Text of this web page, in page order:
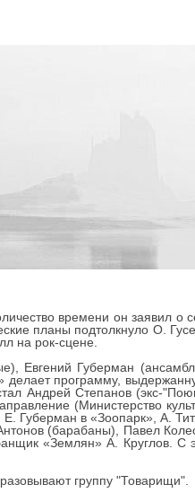
времени он заявил о
планы подтолкнуло О.
на рок-сцене.
Евгений Губерман
делает программу,
Андрей Степанов (экс-
(Министерство
Губерман в «Зоопарк», А.
(барабаны), Павел
«Землян» А. Круглов. С
группу "Товарищи".